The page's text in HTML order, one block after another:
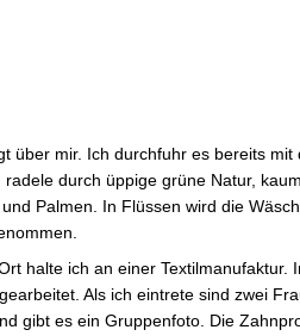
über mir. Ich durchfuhr es bereits
durch üppige grüne Natur,
Palmen. In Flüssen wird die
halte ich an einer Textilmanufaktur.
Als ich eintrete sind zwei
gibt es ein Gruppenfoto. Die